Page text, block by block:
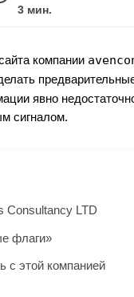
3 мин.
компании
явно
сигналом.
Consultancy LTD
флаги»
с этой компанией